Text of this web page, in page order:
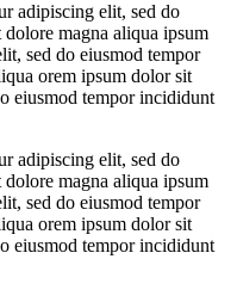
adipiscing elit, sed do
magna aliqua ipsum
sed do eiusmod tempor
orem ipsum dolor sit
eiusmod tempor incididunt
adipiscing elit, sed do
magna aliqua ipsum
sed do eiusmod tempor
orem ipsum dolor sit
eiusmod tempor incididunt